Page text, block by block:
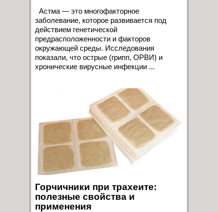
Астма — это многофакторное
заболевание, которое развивается под
действием генетической
предрасположенности и факторов
окружающей среды. Исследования
показали, что острые (грипп, ОРВИ) и
хронические вирусные инфекции ...
Горчичники при трахеите:
полезные свойства и
применения